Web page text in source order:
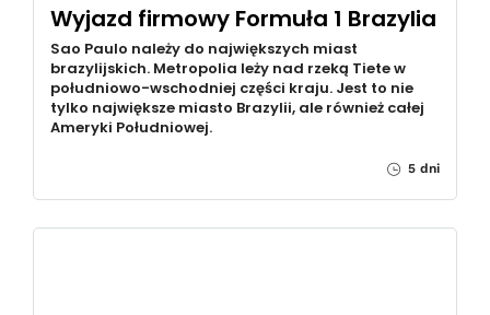
Wyjazd firmowy Formuła 1 Brazylia
Sao Paulo należy do największych miast
brazylijskich. Metropolia leży nad rzeką Tiete w
południowo-wschodniej części kraju. Jest to nie
tylko największe miasto Brazylii, ale również całej
Ameryki Południowej.
5 dni